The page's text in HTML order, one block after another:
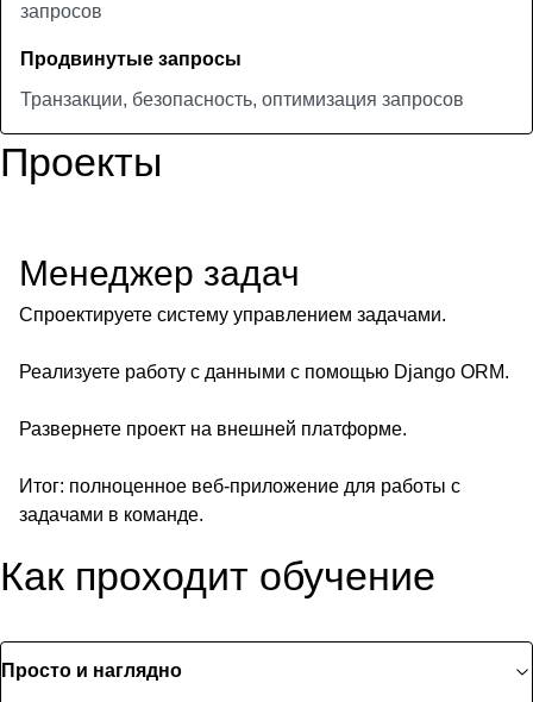
запросов
Продвинутые запросы
Транзакции, безопасность, оптимизация запросов
Проекты
Менеджер задач
Спроектируете систему управлением задачами.
Реализуете работу с данными с помощью Django ORM.
Развернете проект на внешней платформе.
Итог: полноценное веб-приложение для работы с
задачами в команде.
Как проходит обучение
Просто и наглядно